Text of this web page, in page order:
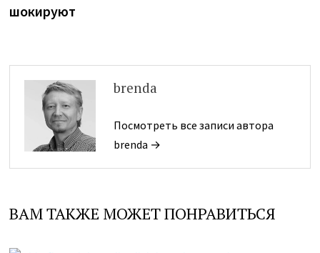
шокируют
brenda
Посмотреть все записи автора
brenda →
ВАМ ТАКЖЕ МОЖЕТ ПОНРАВИТЬСЯ